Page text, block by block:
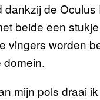
de
beide een
vingers worden
domein.
mijn pols draai